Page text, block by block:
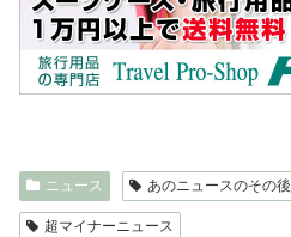
ニュース あのニュースのその後
超マイナーニュース